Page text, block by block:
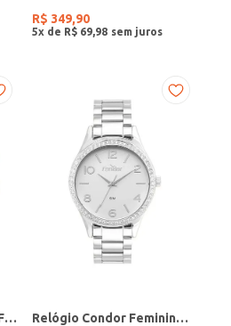
R$ 349,90
5x de R$ 69 98
Kit Relógio + Acessório Feminino DOURADO Relógio Condor Feminino PRATA